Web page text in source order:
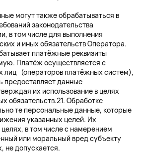
могут также обрабатываться в
законодательства
в том числе для выполнения
и иных обязательств Оператора.
платёжные реквизиты
Платёж осуществляется с
лиц (операторов платёжных систем),
предоставляет данные
их использование в целях
обязательств.21. Обработке
те персональные данные, которые
указанных целей. Их
в том числе с намерением
или моральный вред субъекту
не допускается.